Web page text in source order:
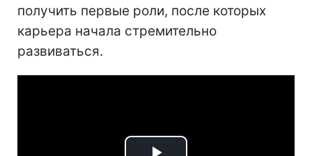
получить первые роли, после которых
карьера начала стремительно
развиваться.